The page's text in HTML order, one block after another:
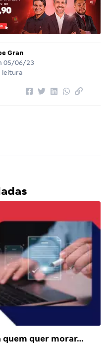
Gran
05/06/23
leitura
quem quer morar…